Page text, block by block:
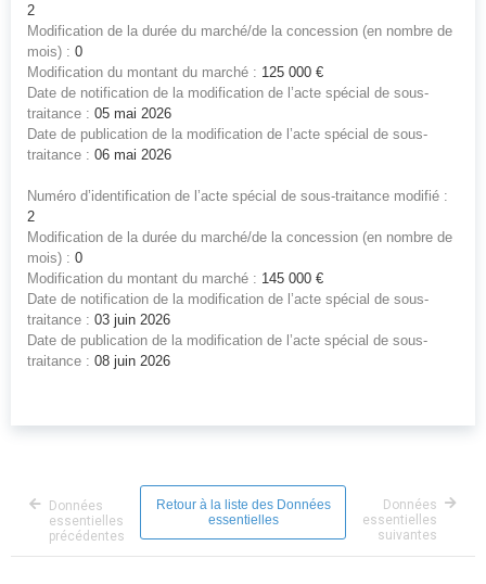
2
Modification de la durée du marché/de la concession (en nombre de
mois) : 0
Modification du montant du marché : 125 000 €
Date de notification de la modification de l’acte spécial de sous-
traitance : 05 mai 2026
Date de publication de la modification de l’acte spécial de sous-
traitance : 06 mai 2026
Numéro d’identification de l’acte spécial de sous-traitance modifié :
2
Modification de la durée du marché/de la concession (en nombre de
mois) : 0
Modification du montant du marché : 145 000 €
Date de notification de la modification de l’acte spécial de sous-
traitance : 03 juin 2026
Date de publication de la modification de l’acte spécial de sous-
traitance : 08 juin 2026
Données
essentielles
précédentes
Retour à la liste des Données
essentielles
Données
essentielles
suivantes